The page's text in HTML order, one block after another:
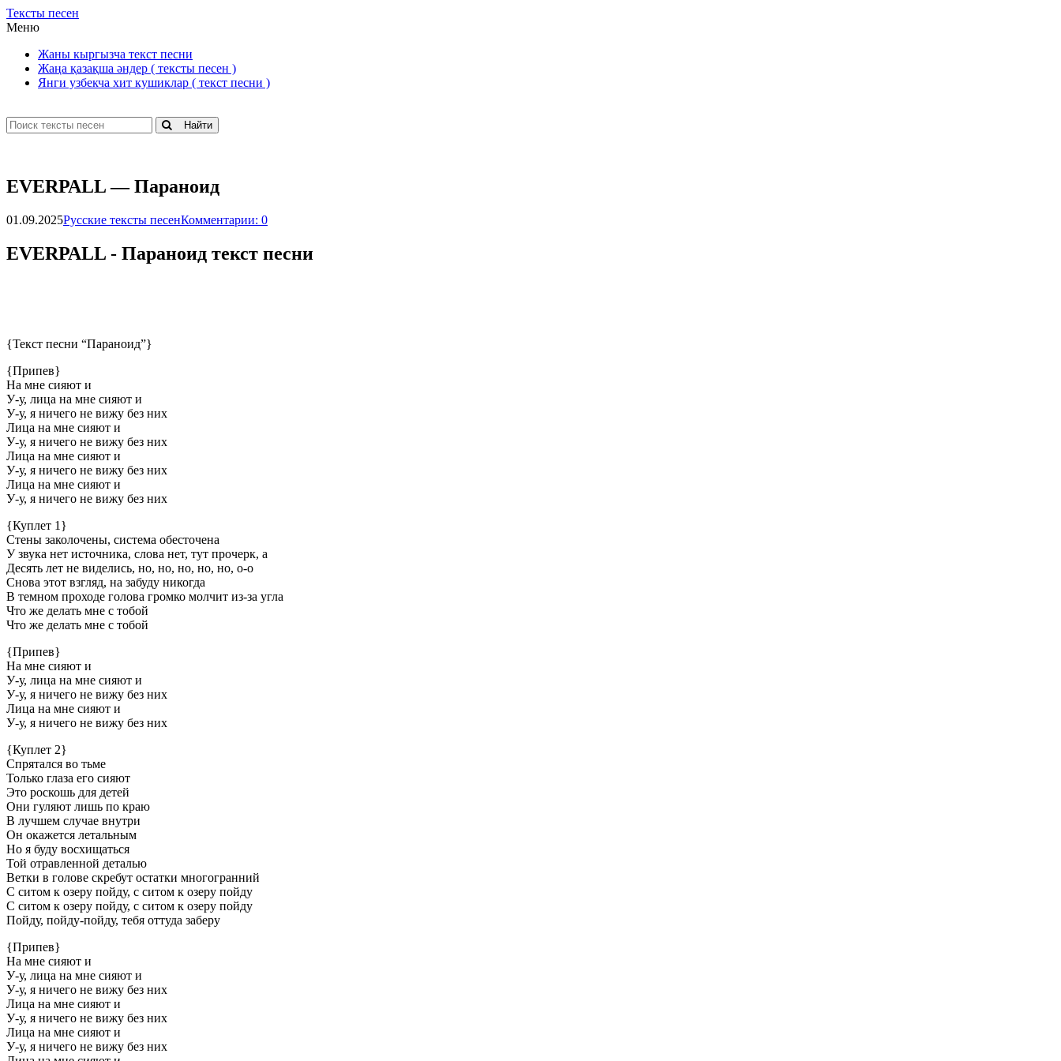
Тексты песен
Меню
Жаны кыргызча текст песни
Жаңа қазақша әндер ( тексты песен )
Янги узбекча хит кушиклар ( текст песни )
Найти
ЕVЕRРАLL — Пapaнoид
01.09.2025Русские тексты песенКомментарии: 0
ЕVЕRРАLL - Пapaнoид текст песни
{Текст песни “Параноид”}
{Припев}
На мне сияют и
У-у, лица на мне сияют и
У-у, я ничего не вижу без них
Лица на мне сияют и
У-у, я ничего не вижу без них
Лица на мне сияют и
У-у, я ничего не вижу без них
Лица на мне сияют и
У-у, я ничего не вижу без них
{Куплет 1}
Стены заколочены, система обесточена
У звука нет источника, слова нет, тут прочерк, а
Десять лет не виделись, но, но, но, но, но, о-о
Снова этот взгляд, на забуду никогда
В темном проходе голова громко молчит из-за угла
Что же делать мне с тобой
Что же делать мне с тобой
{Припев}
На мне сияют и
У-у, лица на мне сияют и
У-у, я ничего не вижу без них
Лица на мне сияют и
У-у, я ничего не вижу без них
{Куплет 2}
Спрятался во тьме
Только глаза его сияют
Это роскошь для детей
Они гуляют лишь по краю
В лучшем случае внутри
Он окажется летальным
Но я буду восхищаться
Той отравленной деталью
Ветки в голове скребут остатки многогранний
С ситом к озеру пойду, с ситом к озеру пойду
С ситом к озеру пойду, с ситом к озеру пойду
Пойду, пойду-пойду, тебя оттуда заберу
{Припев}
На мне сияют и
У-у, лица на мне сияют и
У-у, я ничего не вижу без них
Лица на мне сияют и
У-у, я ничего не вижу без них
Лица на мне сияют и
У-у, я ничего не вижу без них